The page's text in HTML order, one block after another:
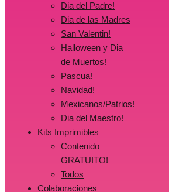
Dia del Padre!
Dia de las Madres
San Valentin!
Halloween y Dia
de Muertos!
Pascua!
Navidad!
Mexicanos/Patrios!
Dia del Maestro!
Kits Imprimibles
Contenido
GRATUITO!
Todos
Colaboraciones